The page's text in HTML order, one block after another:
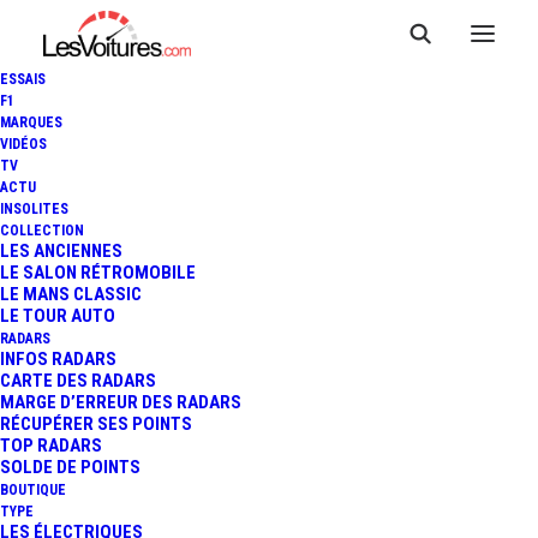
ESSAIS
F1
MARQUES
VIDÉOS
TV
ACTU
INSOLITES
COLLECTION
LES ANCIENNES
LE SALON RÉTROMOBILE
LE MANS CLASSIC
LE TOUR AUTO
RADARS
INFOS RADARS
CARTE DES RADARS
MARGE D’ERREUR DES RADARS
RÉCUPÉRER SES POINTS
TOP RADARS
SOLDE DE POINTS
BOUTIQUE
TYPE
LES ÉLECTRIQUES